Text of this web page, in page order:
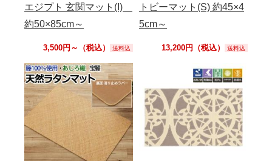
エジプト 玄関マット(I)
約50×85cm～
3,500円～（税込） 送料込
トビーマット(S) 約45×4
5cm～
13,200円（税込） 送料込